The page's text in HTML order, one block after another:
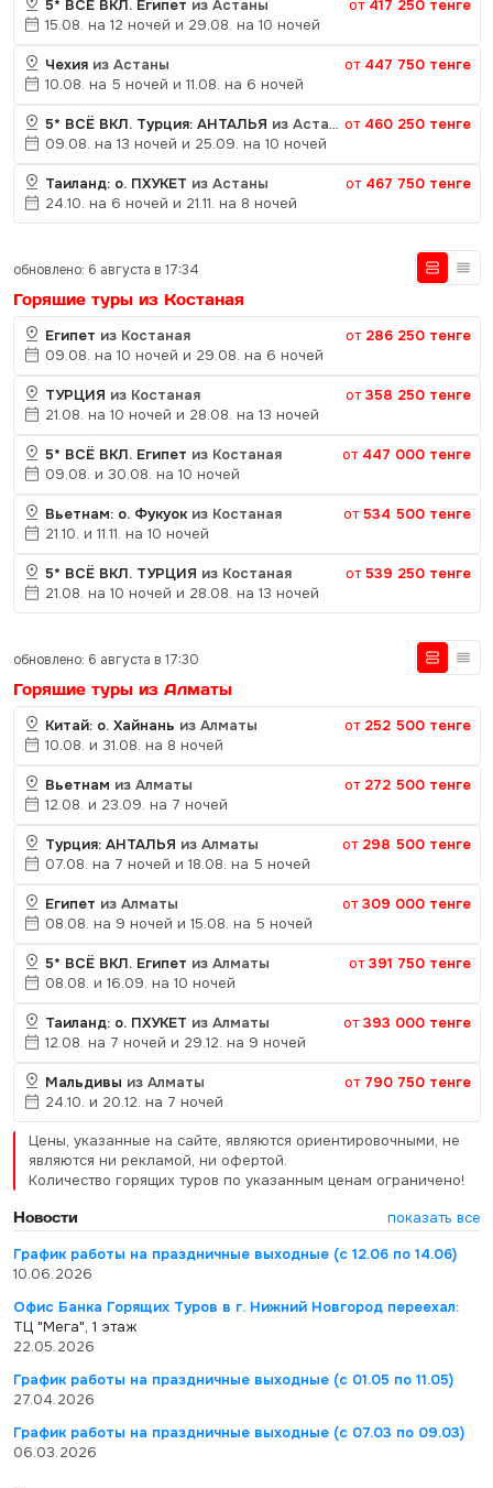
5* ВСЁ ВКЛ. Египет из Астаны от 417 250 тенге
15.08. на 12 ночей и 29.08. на 10 ночей
Чехия из Астаны от 447 750 тенге
10.08. на 5 ночей и 11.08. на 6 ночей
5* ВСЁ ВКЛ. Турция: АНТАЛЬЯ из Астаны от 460 250 тенге
09.08. на 13 ночей и 25.09. на 10 ночей
Таиланд: о. ПХУКЕТ из Астаны от 467 750 тенге
24.10. на 6 ночей и 21.11. на 8 ночей
Горящие туры из Костаная
обновлено: 6 августа в 17:34
Египет из Костаная от 286 250 тенге
09.08. на 10 ночей и 29.08. на 6 ночей
ТУРЦИЯ из Костаная от358 250 тенге
21.08. на 10 ночей и 28.08. на 13 ночей
5* ВСЁ ВКЛ. Египет из Костаная от 447 000 тенге
09.08. и 30.08. на 10 ночей
Вьетнам: о. Фукуок из Костаная от534 500 тенге
21.10. и 11.11. на 10 ночей
5* ВСЁ ВКЛ. ТУРЦИЯ из Костаная от539 250 тенге
21.08. на 10 ночей и 28.08. на 13 ночей
Горящие туры из Алматы
обновлено: 6 августа в 17:30
Китай: о. Хайнань из Алматы от 252 500 тенге
10.08. и 31.08. на 8 ночей
Вьетнам из Алматы от 272 500 тенге
12.08. и 23.09. на 7 ночей
Турция: АНТАЛЬЯ из Алматы от 298 500 тенге
07.08. на 7 ночей и 18.08. на 5 ночей
Египет из Алматы от309 000 тенге
08.08. на 9 ночей и 15.08. на 5 ночей
5* ВСЁ ВКЛ. Египет из Алматы от391 750 тенге
08.08. и 16.09. на 10 ночей
Таиланд: о. ПХУКЕТ из Алматы от393 000 тенге
12.08. на 7 ночей и 29.12. на 9 ночей
Мальдивы из Алматы от 790 750 тенге
24.10. и 20.12. на 7 ночей
Цены, указанные на сайте, являются ориентировочными, не
являются ни рекламой, ни офертой.
Количество горящих туров по указанным ценам ограничено!
Новости
показать все
График работы на праздничные выходные (с 12.06 по 14.06)
10.06.2026
Офис Банка Горящих Туров в г. Нижний Новгород переехал:
ТЦ "Мега", 1 этаж
22.05.2026
График работы на праздничные выходные (с 01.05 по 11.05)
27.04.2026
График работы на праздничные выходные (с 07.03 по 09.03)
06.03.2026